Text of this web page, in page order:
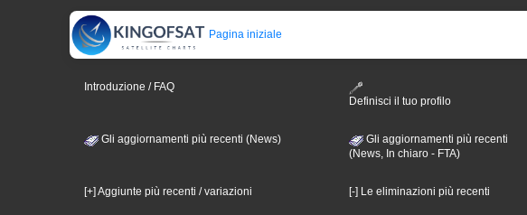
Pagina iniziale
Introduzione / FAQ
Definisci il tuo profilo
Gli aggiornamenti più recenti (News)
Gli aggiornamenti più recenti
(News, In chiaro - FTA)
[+] Aggiunte più recenti / variazioni [-] Le eliminazioni più recenti